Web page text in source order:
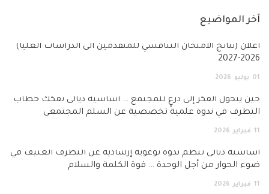
آخر المواضيع
أعلان (نتائج الامتحان التنافسي للمتقدمين الى الدراسات العليا)
2026-2027
01 يوليو 2026
حين يتحول الفكر إلى درعٍ للمجتمع … أساسية ديالى تفكك خطاب
التطرف في ندوة علمية تخصصية عن السلم المجتمعي
11 فبراير 2026
أساسية ديالى تنظم ندوة توعوية إرشادية عن التطرف العنيف في
ضوء الحوار من أجل الوحدة … قوة الكلمة والسلام
11 فبراير 2026